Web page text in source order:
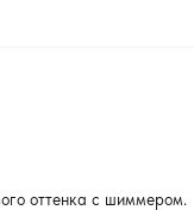
оттенка с шиммером.